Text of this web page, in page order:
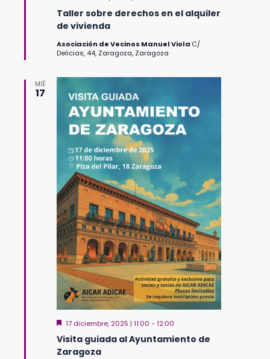
Taller sobre derechos en el alquiler
de vivienda
Asociación de Vecinos Manuel Viola C/
Delicias, 44, Zaragoza, Zaragoza
MIÉ
17
Visita guiada al Ayuntamiento de
Zaragoza
Destacado
17 diciembre, 2025 | 11:00 - 12:00